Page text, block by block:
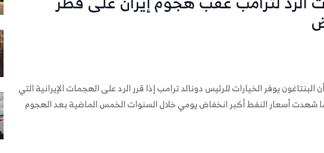
يوفر الخيارات للرئيس دونالد ترامب إذا قرر الرد على الهجمات الإيرانية التي
شهدت أسعار النفط أكبر انخفاض يومي خلال السنوات الخمس الماضية بعد الهجوم